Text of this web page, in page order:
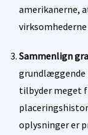
amerikanerne,
Sammenlign
grundlæggende
tilbyder meget
oplysninger er